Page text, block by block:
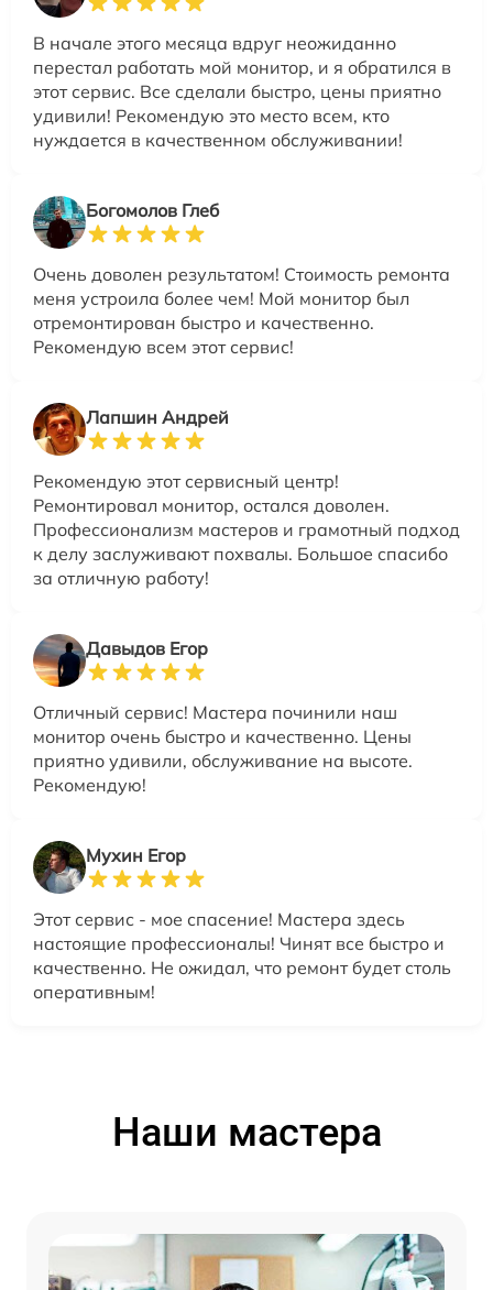
В начале этого месяца вдруг неожиданно
перестал работать мой монитор, и я обратился в
этот сервис. Все сделали быстро, цены приятно
удивили! Рекомендую это место всем, кто
нуждается в качественном обслуживании!
Богомолов Глеб
Очень доволен результатом! Стоимость ремонта
меня устроила более чем! Мой монитор был
отремонтирован быстро и качественно.
Рекомендую всем этот сервис!
Лапшин Андрей
Рекомендую этот сервисный центр!
Ремонтировал монитор, остался доволен.
Профессионализм мастеров и грамотный подход
к делу заслуживают похвалы. Большое спасибо
за отличную работу!
Давыдов Егор
Отличный сервис! Мастера починили наш
монитор очень быстро и качественно. Цены
приятно удивили, обслуживание на высоте.
Рекомендую!
Мухин Егор
Этот сервис - мое спасение! Мастера здесь
настоящие профессионалы! Чинят все быстро и
качественно. Не ожидал, что ремонт будет столь
оперативным!
Наши мастера